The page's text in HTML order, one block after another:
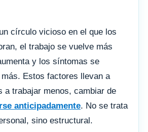
círculo vicioso en el que los
el trabajo se vuelve más
y los síntomas se
Estos factores llevan a
a trabajar menos, cambiar de
anticipadamente. No se trata
sino estructural.